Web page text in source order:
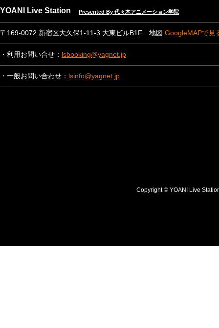
YOANI Live Station Presented By 代々木アニメーション学院
〒169-0072 新宿区大久保1-11-3 大東ビルB1F 地図:GoogleMAPで見
・利用お問い合せ： lsbooking@yagnet.jp
・一般お問い合わせ： lsinfo@yagnet.jp
Copyright © YOANI Live